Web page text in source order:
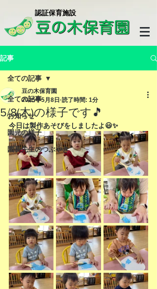
​認証保育施設
記事
全ての記事
お知らせ
園児の様子
園長先生のつぶやき
全ての記事
5/8(木)の様子です🎵
豆の木保育園
2025年5月8日 読了時間: 1分
今日は製作あそびをしましたよ😃✨